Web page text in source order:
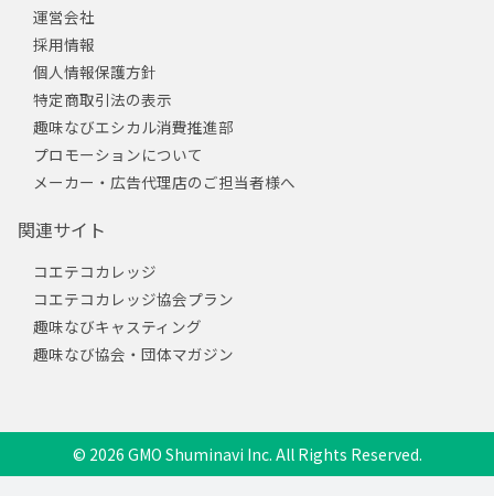
運営会社
採用情報
個人情報保護方針
特定商取引法の表示
趣味なびエシカル消費推進部
プロモーションについて
メーカー・広告代理店のご担当者様へ
関連サイト
コエテコカレッジ
コエテコカレッジ協会プラン
趣味なびキャスティング
趣味なび協会・団体マガジン
© 2026 GMO Shuminavi Inc. All Rights Reserved.